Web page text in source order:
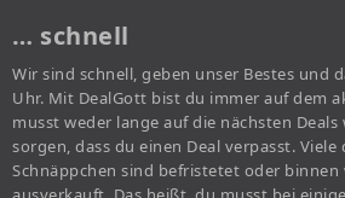
… schnell
Wir sind schnell, geben unser Bestes und
Uhr. Mit DealGott bist du immer auf dem
musst weder lange auf die nächsten
sorgen, dass du einen Deal verpasst.
Schnäppchen sind befristetet oder